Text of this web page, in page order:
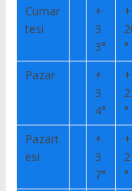
Cumar
tesi
+
3
3°
+
°
Pazar
+
3
4°
+
°
Pazart
esi
+
3
7°
+
°